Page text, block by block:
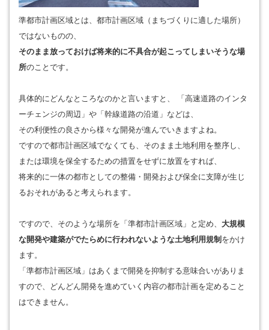
準都市計画区域とは、都市計画区域（まちづくりに適した場所）
ではないものの、
そのまま放っておけば将来的に不具合が起こってしまいそうな場
所のことです。
具体的にどんなところなのかと言いますと、 「高速道路のインタ
ーチェンジの周辺」や「幹線道路の沿道」などは、
その利便性の良さから様々な開発が進んでいきますよね。
ですので都市計画区域でなくても、そのまま土地利用を整序し、
または環境を保全するための措置をせずに放置をすれば、
将来的に一体の都市としての整備・開発および保全に支障が生じ
るおそれがあると考えられます。
ですので、そのような場所を「準都市計画区域」と定め、 大規模
な開発や建築がでたらめに行われないような土地利用規制 をかけ
ます。
「準都市計画区域」はあくまで開発を抑制する意味合いがありま
すので、どんどん開発を進めていく内容の都市計画を定めること
はできません。